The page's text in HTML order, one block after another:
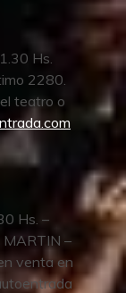
Hs.
2280.
teatro o
Hs. –
–
venta en